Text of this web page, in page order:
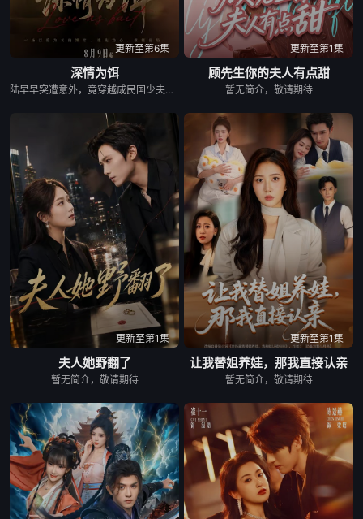
更新至第6集
深情为饵
陆早早突遭意外，竟穿越成民国少夫人苏沐晚，醒来，却是丈夫枪口相对、父母冤案、连环下毒……她于绝境中步步破局，与“醋精”少爷凌慎行从生死对立到情根深重，可就在浓情蜜意时，她骤然梦醒归现代，转角竟撞见那个熟悉的“他”！
更新至第1集
顾先生你的夫人有点甜
暂无简介，敬请期待
更新至第1集
夫人她野翻了
暂无简介，敬请期待
更新至第1集
让我替姐养娃，那我直接认亲
暂无简介，敬请期待